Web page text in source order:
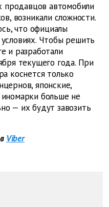
продавцов автомобили
возникали сложности.
что официалы
Чтобы решить
и разработали
текущего года. При
коснется только
японские,
больше не
— их будут завозить
Viber